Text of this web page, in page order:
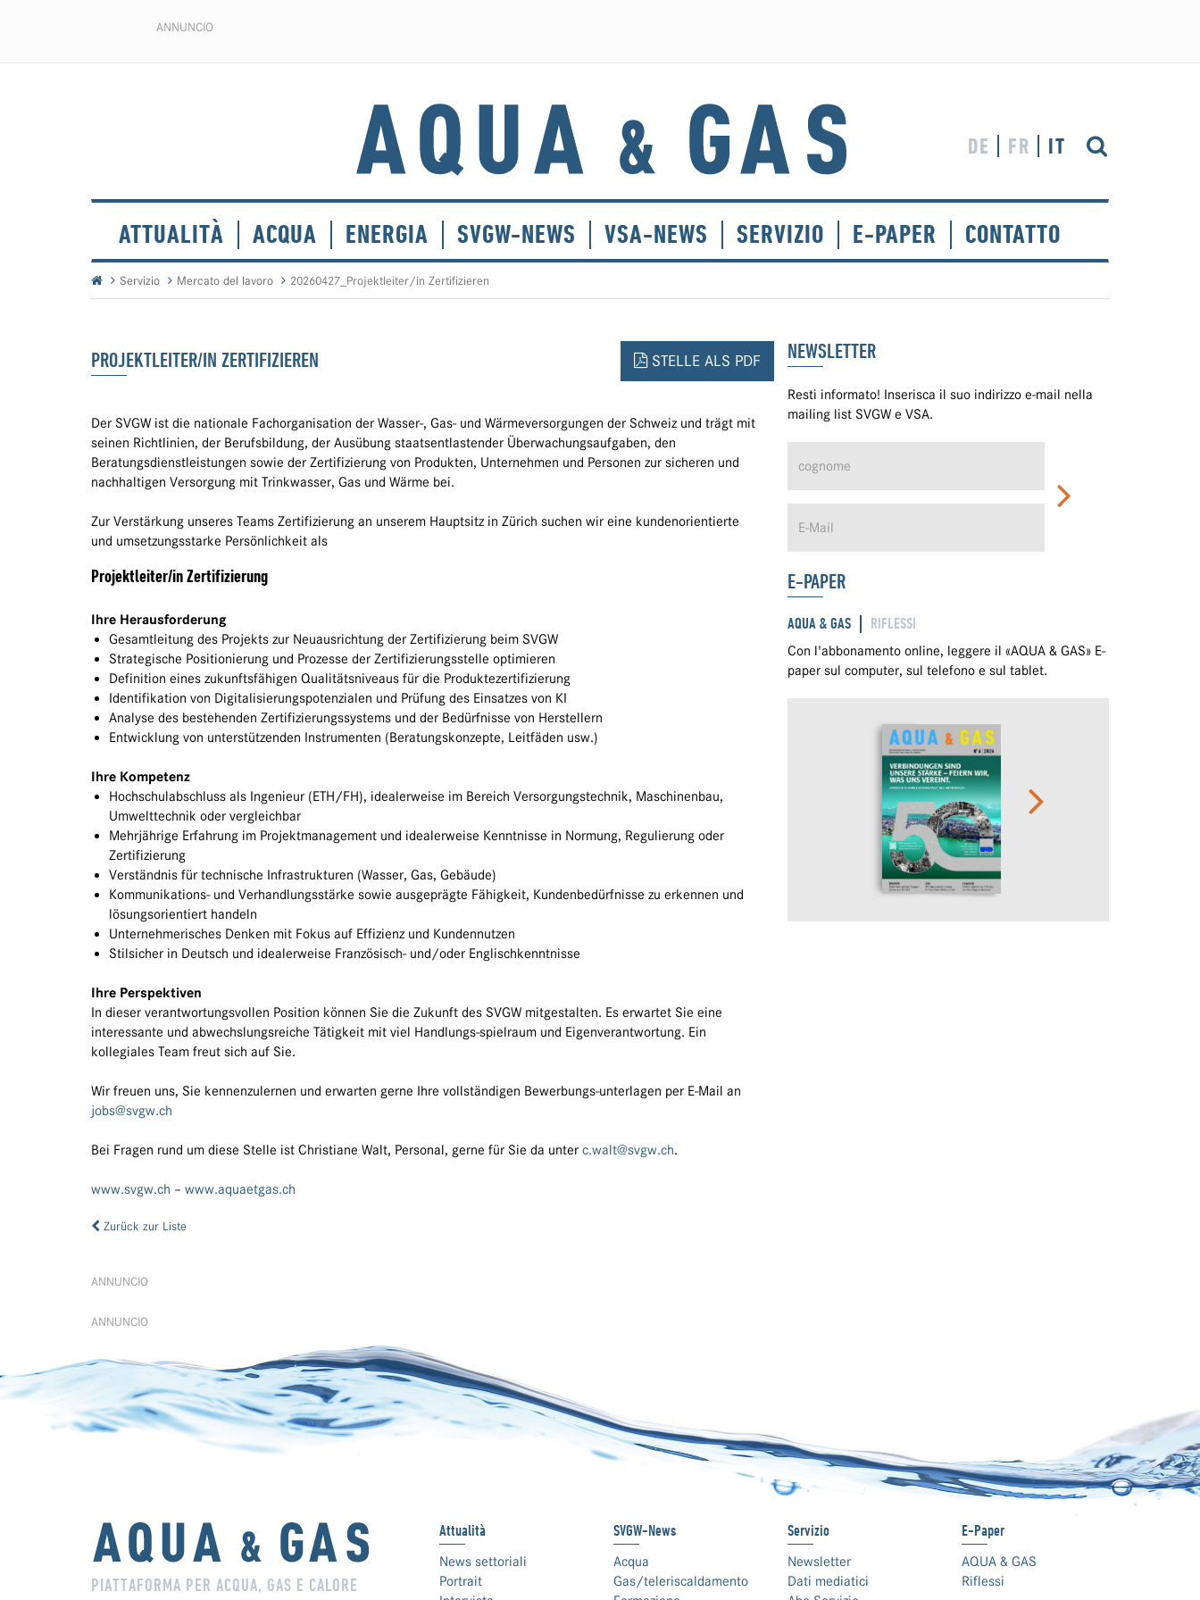
ANNUNCIO
DE FR IT
ATTUALITÀ ACQUA ENERGIA SVGW-NEWS VSA-NEWS SERVIZIO E-PAPER CONTATTO
Servizio Mercato del lavoro 20260427_Projektleiter/in Zertifizieren
PROJEKTLEITER/IN ZERTIFIZIEREN STELLE ALS PDF
Der SVGW ist die nationale Fachorganisation der Wasser-, Gas- und Wärmeversorgungen der Schweiz und trägt mit
seinen Richtlinien, der Berufsbildung, der Ausübung staatsentlastender Überwachungsaufgaben, den
Beratungsdienstleistungen sowie der Zertifizierung von Produkten, Unternehmen und Personen zur sicheren und
nachhaltigen Versorgung mit Trinkwasser, Gas und Wärme bei.
Zur Verstärkung unseres Teams Zertifizierung an unserem Hauptsitz in Zürich suchen wir eine kundenorientierte
und umsetzungsstarke Persönlichkeit als
Projektleiter/in Zertifizierung
Ihre Herausforderung
Gesamtleitung des Projekts zur Neuausrichtung der Zertifizierung beim SVGW
Strategische Positionierung und Prozesse der Zertifizierungsstelle optimieren
Definition eines zukunftsfähigen Qualitätsniveaus für die Produktezertifizierung
Identifikation von Digitalisierungspotenzialen und Prüfung des Einsatzes von KI
Analyse des bestehenden Zertifizierungssystems und der Bedürfnisse von Herstellern
Entwicklung von unterstützenden Instrumenten (Beratungskonzepte, Leitfäden usw.)
Ihre Kompetenz
Hochschulabschluss als Ingenieur (ETH/FH), idealerweise im Bereich Versorgungstechnik, Maschinenbau,
Umwelttechnik oder vergleichbar
Mehrjährige Erfahrung im Projektmanagement und idealerweise Kenntnisse in Normung, Regulierung oder
Zertifizierung
Verständnis für technische Infrastrukturen (Wasser, Gas, Gebäude)
Kommunikations- und Verhandlungsstärke sowie ausgeprägte Fähigkeit, Kundenbedürfnisse zu erkennen und
lösungsorientiert handeln
Unternehmerisches Denken mit Fokus auf Effizienz und Kundennutzen
Stilsicher in Deutsch und idealerweise Französisch- und/oder Englischkenntnisse
Ihre Perspektiven
In dieser verantwortungsvollen Position können Sie die Zukunft des SVGW mitgestalten. Es erwartet Sie eine
interessante und abwechslungsreiche Tätigkeit mit viel Handlungs-spielraum und Eigenverantwortung. Ein
kollegiales Team freut sich auf Sie.
Wir freuen uns, Sie kennenzulernen und erwarten gerne Ihre vollständigen Bewerbungs-unterlagen per E-Mail an
jobs@svgw.ch
Bei Fragen rund um diese Stelle ist Christiane Walt, Personal, gerne für Sie da unter c.walt@svgw.ch.
www.svgw.ch – www.aquaetgas.ch
Zurück zur Liste
ANNUNCIO
ANNUNCIO
NEWSLETTER
Resti informato! Inserisca il suo indirizzo e-mail nella
mailing list SVGW e VSA.
E-PAPER
AQUA & GAS RIFLESSI
Con l'abbonamento online, leggere il «AQUA & GAS» E-
paper sul computer, sul telefono e sul tablet.
PIATTAFORMA PER ACQUA, GAS E CALORE
Attualità
News settoriali
Portrait
SVGW-News
Acqua
Gas/teleriscaldamento
Servizio
Newsletter
Dati mediatici
E-Paper
AQUA & GAS
Riflessi